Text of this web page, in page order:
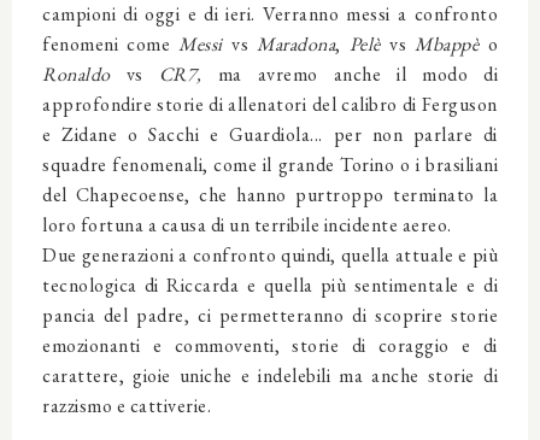
campioni di oggi e di ieri. Verranno messi a confronto
fenomeni comeMessivsMaradona, PelèvsMbappèo
Ronaldovs CR7, ma avremo anche il modo di
approfondire storie di allenatori del calibro di Ferguson
e Zidane o Sacchi e Guardiola... per non parlare di
squadre fenomenali, come il grande Torino o i brasiliani
del Chapecoense, che hanno purtroppo terminato la
loro fortuna a causa di un terribile incidente aereo.
Due generazioni a confronto quindi, quella attuale e più
tecnologica di Riccarda e quella più sentimentale e di
pancia del padre, ci permetteranno di scoprire storie
emozionanti e commoventi, storie di coraggio e di
carattere, gioie uniche e indelebili ma anche storie di
razzismo e cattiverie.